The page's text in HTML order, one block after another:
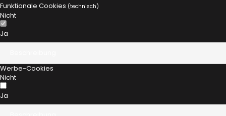
Funktionale Cookies (technisch)
Nicht
Ja
Werbe-Cookies
Nicht
Ja